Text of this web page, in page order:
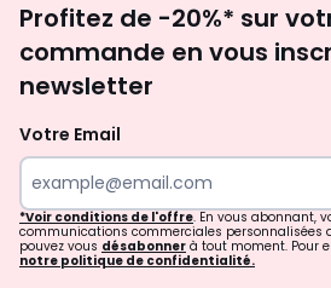
Profitez de -20%* sur
commande en vous
newsletter
Votre Email
*Voir conditions de l'offre. En vous abonnant,
communications commerciales personnalisées
pouvez vous désabonner à tout moment. Pour
notre politique de confidentialité.